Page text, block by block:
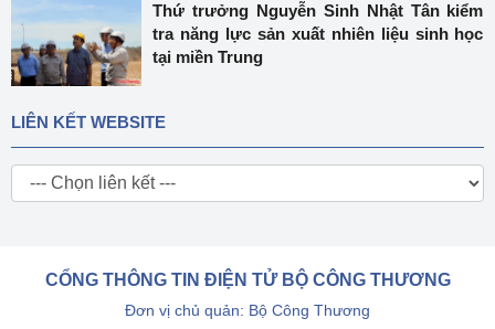
Thứ trưởng Nguyễn Sinh Nhật Tân kiểm
tra năng lực sản xuất nhiên liệu sinh học
tại miền Trung
LIÊN KẾT WEBSITE
CỔNG THÔNG TIN ĐIỆN TỬ BỘ CÔNG THƯƠNG
Đơn vị chủ quản: Bộ Công Thương